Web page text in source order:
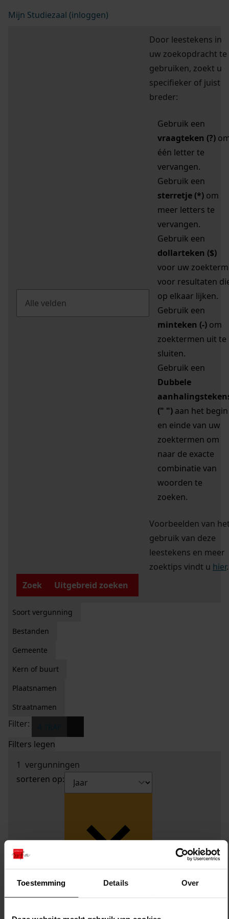
Toestemming Details Over
Mijn Studiezaal (inloggen)
Door leestekens in
uw zoekopdracht te
gebruiken, zoekt u
specifieker of juist
breder:
Gebruik een
vraagteken (?)
één letter te
vervangen.
Gebruik een
sterretje (*) om
meer letters te
vervangen.
Gebruik een
dollarteken ($)
voor uw zoekterm
voor resultaten
op elkaar lijken.
Gebruik een
minteken (-) om
zoektermen uit te
sluiten.
Gebruik een
Dubbele
(" ") aan het begin
en einde van uw
zoektermen om
naar de exacte
combinatie van
woorden te
zoeken.
Voorbeelden van
gebruik van deze
leestekens en meer
zoektips vindt u hier.
Zoek
Uitgebreid zoeken
Soort vergunning
Bestanden
Gemeente
Kern of buurt
Plaatsnamen
Straatnamen
Filter:
Filters legen
1 vergunningen
sorteren op: